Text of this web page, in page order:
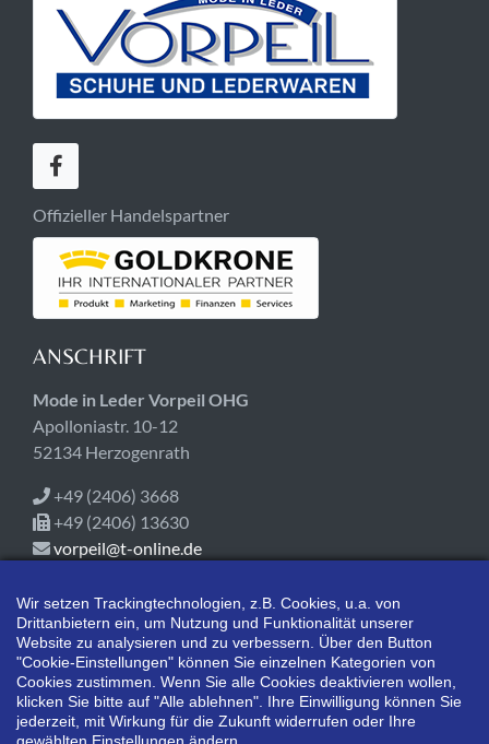
Offizieller Handelspartner
ANSCHRIFT
Mode in Leder Vorpeil OHG
Apolloniastr. 10-12
52134 Herzogenrath
+49 (2406) 3668
+49 (2406) 13630
vorpeil@t-online.de
ÖFFNUNGSZEITEN
Heute geschlossen!
Mo-Fr 09:00-18:00
Sa 10:00-14:00
Wir setzen Trackingtechnologien, z.B. Cookies, u.a. von
Drittanbietern ein, um Nutzung und Funktionalität unserer
Website zu analysieren und zu verbessern. Über den Button
"Cookie-Einstellungen" können Sie einzelnen Kategorien von
Cookies zustimmen. Wenn Sie alle Cookies deaktivieren wollen,
klicken Sie bitte auf "Alle ablehnen". Ihre Einwilligung können Sie
jederzeit, mit Wirkung für die Zukunft widerrufen oder Ihre